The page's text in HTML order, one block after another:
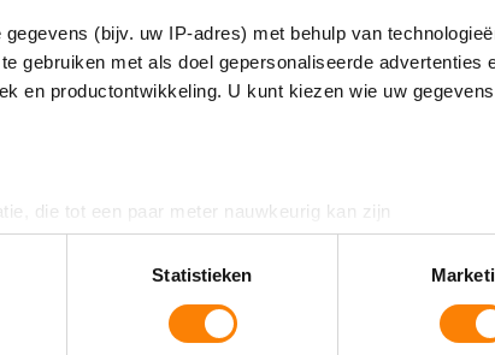
(bijv. uw IP-adres) met behulp van
gebruiken met als doel gepersonaliseerde advertenties
en productontwikkeling. U kunt kiezen wie uw
die tot een paar meter nauwkeurig kan zijn
op specifieke eigenschappen (fingerprinting)
verwerkt en stel uw voorkeuren in het
detailgedeeltein.
Cookieverklaring.
Statistieken
op met MEE Samen
of ondersteuning kun je contact